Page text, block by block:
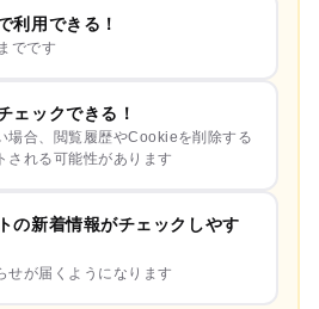
利用できる！
でです
ェックできる！
場合、閲覧履歴やCookieを削除する
される可能性があります
の新着情報がチェックしやす
せが届くようになります